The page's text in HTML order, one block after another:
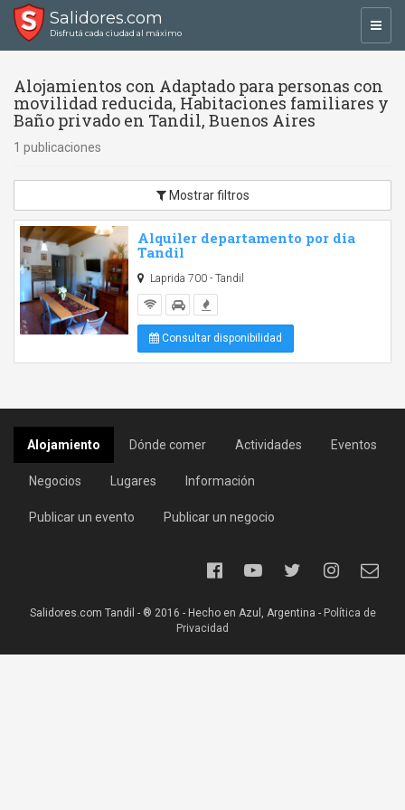
Salidores.com
Disfrutá cada ciudad al máximo
Alojamientos con Adaptado para personas con
movilidad reducida, Habitaciones familiares y
Baño privado en Tandil, Buenos Aires
1 publicaciones
Mostrar filtros
Alquiler departamento por dia
Tandil
Laprida 700 - Tandil
Consultar disponibilidad
Alojamiento Dónde comer Actividades Eventos
Negocios Lugares Información
Publicar un evento Publicar un negocio
Salidores.com Tandil - ® 2016 - Hecho en Azul, Argentina - Política de
Privacidad